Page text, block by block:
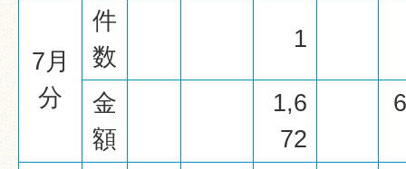
7月
分
件
数
1
金
額
1,6
72